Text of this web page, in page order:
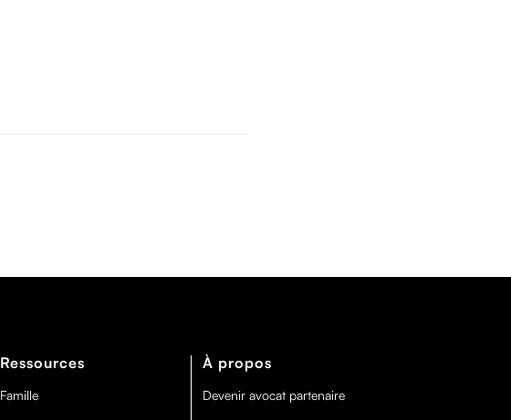
Ressources
Famille
À propos
Devenir avocat partenaire